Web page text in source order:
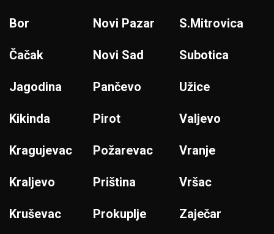
Bor
Čačak
Jagodina
Kikinda
Kragujevac
Kraljevo
Kruševac
Novi Pazar
Novi Sad
Pančevo
Pirot
Požarevac
Priština
Prokuplje
S.Mitrovica
Subotica
Užice
Valjevo
Vranje
Vršac
Zaječar